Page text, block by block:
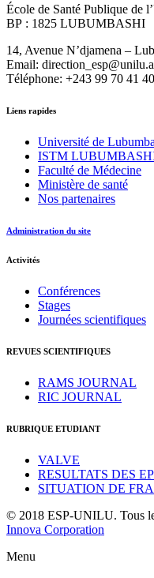
École de Santé Publique de
BP : 1825 LUBUMBASHI
14, Avenue N’djamena –
Email:
Téléphone: +243 99 70 41
Liens rapides
Université de
ISTM
Faculté de Médecine
Ministère de santé
Nos partenaires
Administration du site
Activités
Conférences
Stages
Journées scientifiques
REVUES SCIENTIFIQUES
RAMS JOURNAL
RIC JOURNAL
RUBRIQUE ETUDIANT
VALVE
RESULTATS DES
SITUATION DE
© 2018 ESP-UNILU. Tous
Innova Corporation
Menu